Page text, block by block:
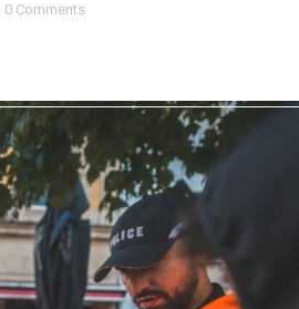
0 Comments